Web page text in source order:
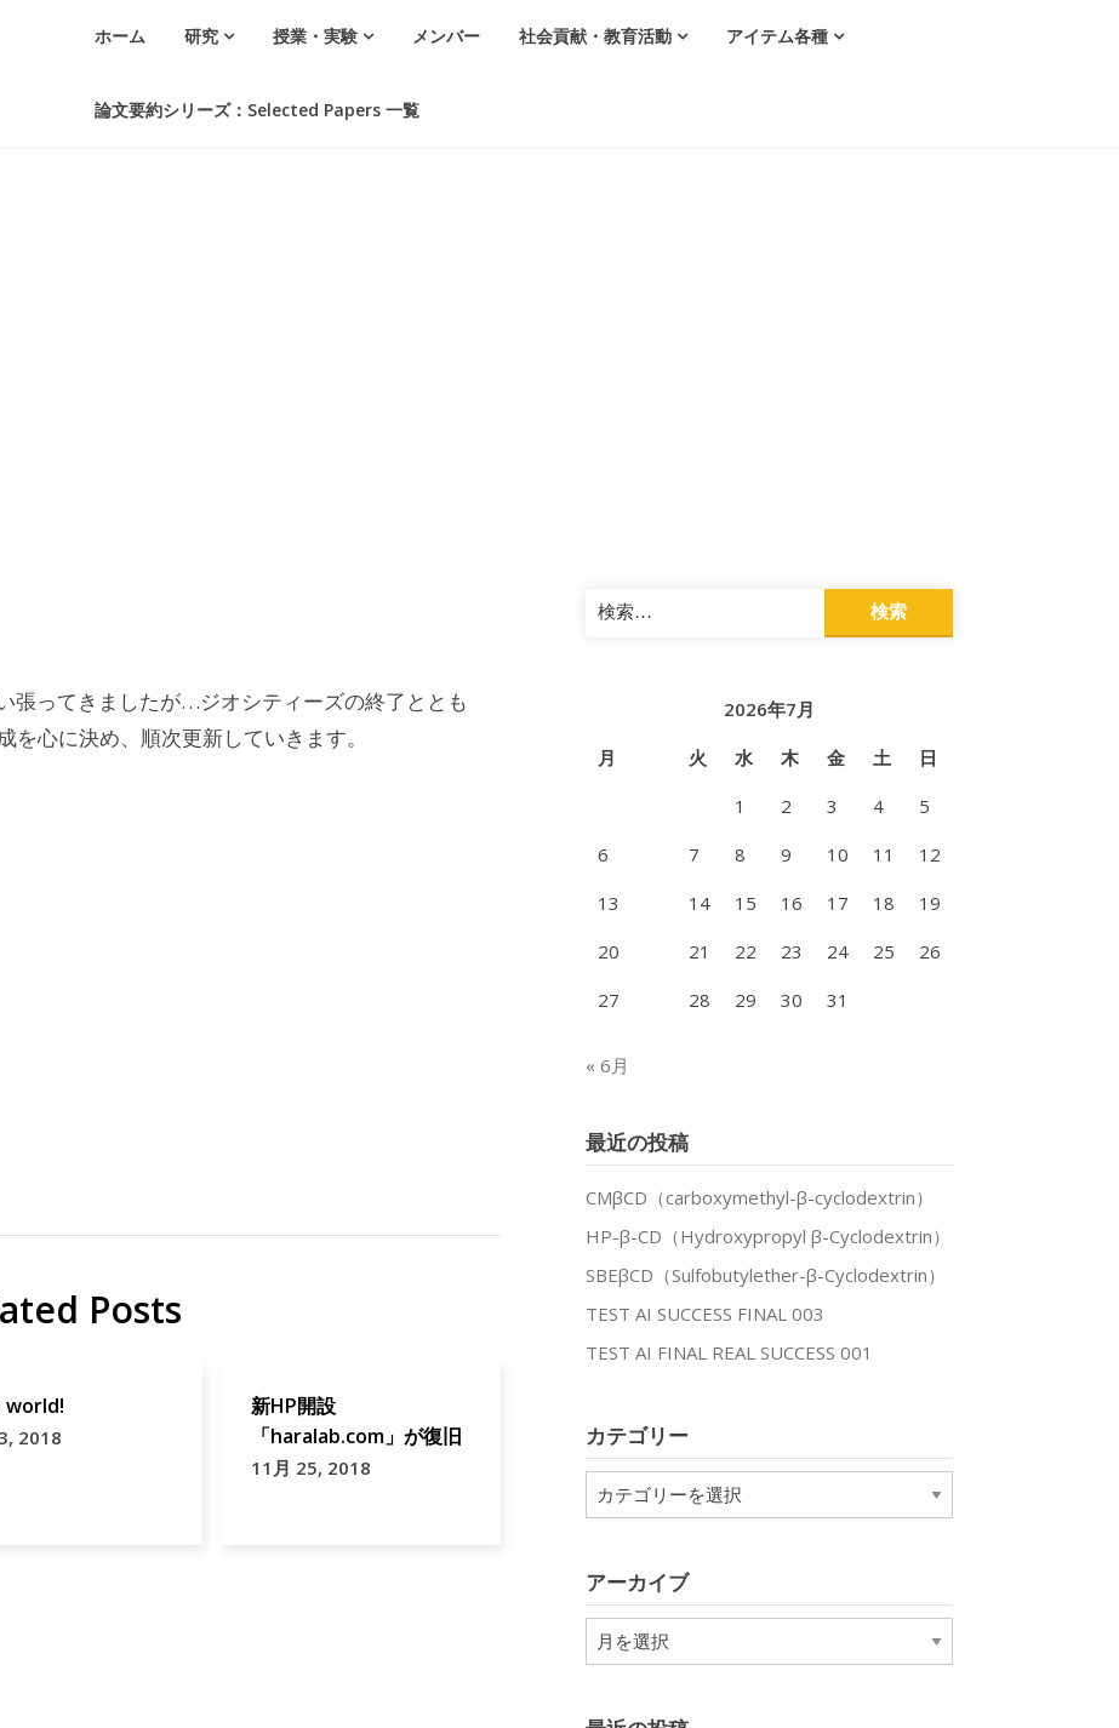
ホーム 研究 授業・実験 メンバー 社会貢献・教育活動 アイテム各種
論文要約シリーズ：Selected Papers 一覧
張ってきましたが…ジオシティーズの終了ととも
心に決め、順次更新していきます。
Posts
world!
2018
新HP開設
「haralab.com」が復旧
11月 25, 2018
検
索:
2026年7月
月
火 水 木 金 土
日
1
2 3 4
5
6
7 8 9 10 11
12
13
14 15 16 17 18
19
20
21 22 23 24 25
26
27
28 29 30 31
« 6月
最近の投稿
CMβCD（carboxymethyl-β-cyclodextrin）
HP-β-CD（Hydroxypropyl β-Cyclodextrin）
SBEβCD（Sulfobutylether-β-Cyclodextrin）
TEST AI SUCCESS FINAL 003
TEST AI FINAL REAL SUCCESS 001
カテゴリー
テ
ー
アーカイブ
ア
ー